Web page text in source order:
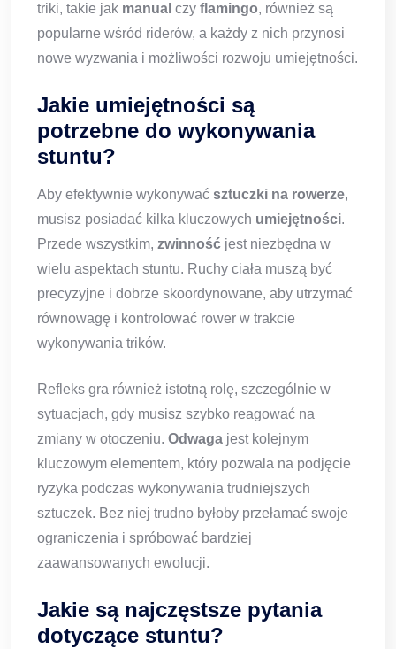
triki, takie jak manual czy flamingo, również są
popularne wśród riderów, a każdy z nich przynosi
nowe wyzwania i możliwości rozwoju umiejętności.
Jakie umiejętności są
potrzebne do wykonywania
stuntu?
Aby efektywnie wykonywać sztuczki na rowerze,
musisz posiadać kilka kluczowych umiejętności.
Przede wszystkim, zwinność jest niezbędna w
wielu aspektach stuntu. Ruchy ciała muszą być
precyzyjne i dobrze skoordynowane, aby utrzymać
równowagę i kontrolować rower w trakcie
wykonywania trików.
Refleks gra również istotną rolę, szczególnie w
sytuacjach, gdy musisz szybko reagować na
zmiany w otoczeniu. Odwaga jest kolejnym
kluczowym elementem, który pozwala na podjęcie
ryzyka podczas wykonywania trudniejszych
sztuczek. Bez niej trudno byłoby przełamać swoje
ograniczenia i spróbować bardziej
zaawansowanych ewolucji.
Jakie są najczęstsze pytania
dotyczące stuntu?